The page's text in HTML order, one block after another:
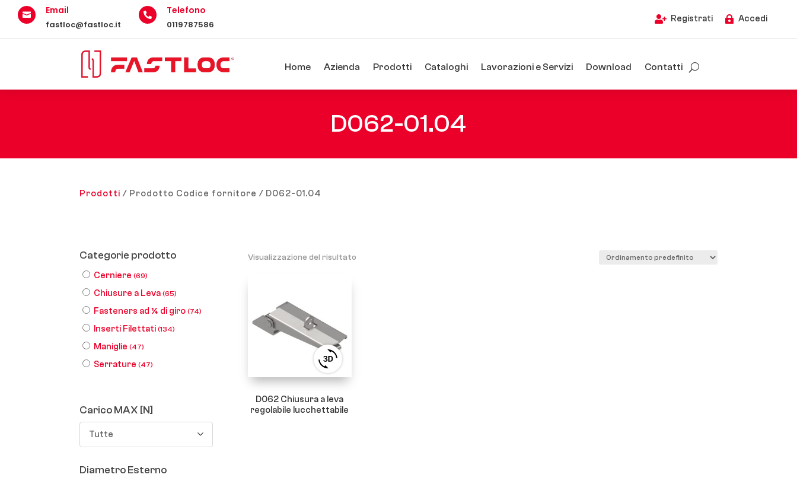
 Email
fastloc@fastloc.it
 Telefono
0119787586  Registrati  Accedi
Home Azienda Prodotti Cataloghi Lavorazioni e Servizi Download Contatti
D062-01.04
Prodotti / Prodotto Codice fornitore / D062-01.04
Categorie prodotto
Cerniere(69)
Chiusure a Leva(65)
Fasteners ad ¼ di giro(74)
Inserti Filettati(134)
Maniglie(47)
Serrature(47)
Carico MAX [N]
Tutte
Diametro Esterno
Visualizzazione del risultato
View
3D
product
D062 Chiusura a leva
regolabile lucchettabile